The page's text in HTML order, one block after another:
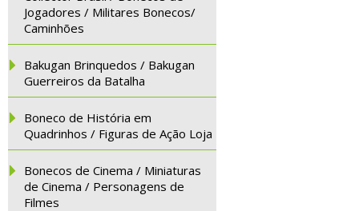
Jogadores / Militares Bonecos/
Caminhões
Bakugan Brinquedos / Bakugan
Guerreiros da Batalha
Boneco de História em
Quadrinhos / Figuras de Ação Loja
Bonecos de Cinema / Miniaturas
de Cinema / Personagens de
Filmes